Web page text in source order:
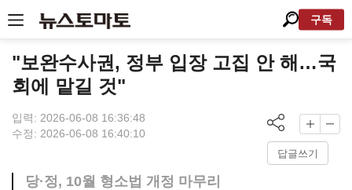
구독
"보완수사권, 정부 입장 고집 안 해…국
회에 맡길 것"
입력: 2026-06-08 16:36:48
수정: 2026-06-08 16:40:10
답글쓰기
당·정, 10월 형소법 개정 마무리